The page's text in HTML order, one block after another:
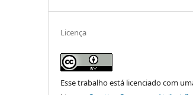
Licença
Esse trabalho está licenciado com